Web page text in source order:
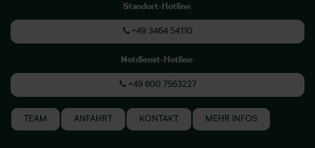
Standort-Hotline:
+49 3464 54110
Notdienst-Hotline:
+49 800 7563227
TEAM ANFAHRT KONTAKT MEHR INFOS